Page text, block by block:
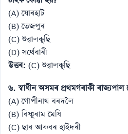
(A) যোৰহাট
(B) তেজপুৰ
(C) শুৱালকুছি
(D) সৰ্থেবাৰী
উত্তৰ: (C) শুৱালকুছি
৬. স্বাধীন অসমৰ প্ৰথমগৰাকী
(A) গোপীনাথ বৰদলৈ
(B) বিষ্ণুৰাম মেধি
(C) ছাৰ আকবৰ হাইদৰী